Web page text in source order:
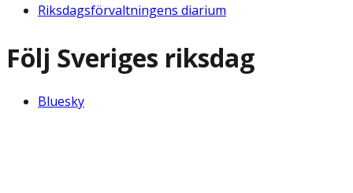
Riksdagsförvaltningens diarium
Följ Sveriges riksdag
Bluesky